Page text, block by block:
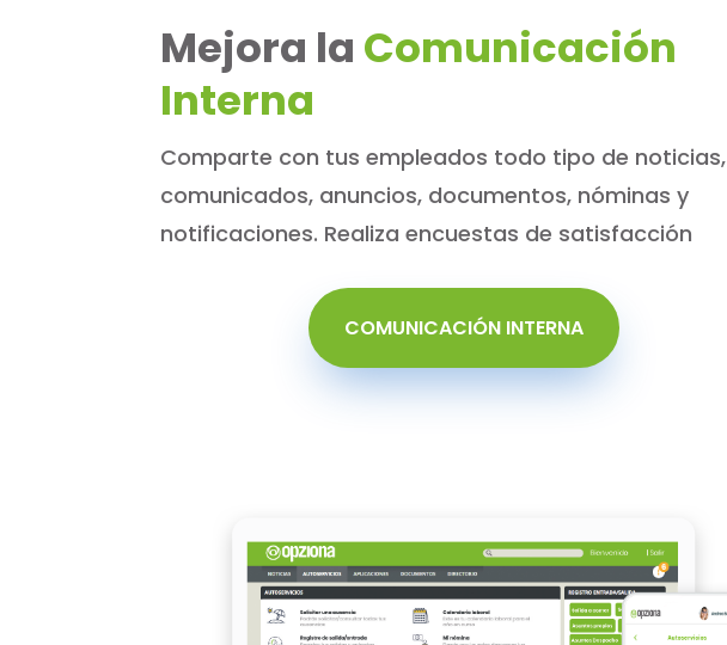
Mejora la Comunicación
Interna
Comparte con tus empleados todo tipo de noticias,
comunicados, anuncios, documentos, nóminas y
notificaciones. Realiza encuestas de satisfacción
COMUNICACIÓN INTERNA